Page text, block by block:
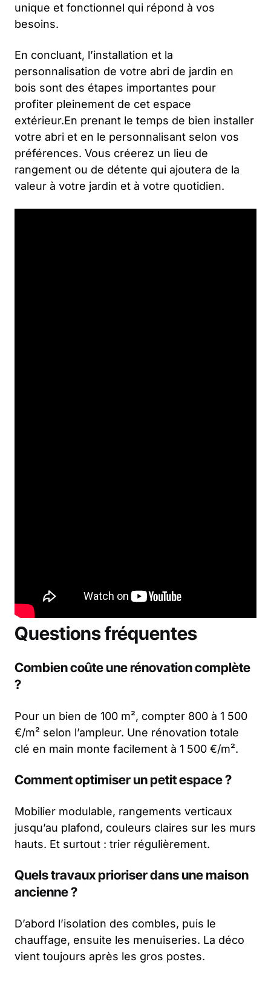
unique et fonctionnel qui répond à vos
besoins.
En concluant, l’installation et la
personnalisation de votre abri de jardin en
bois sont des étapes importantes pour
profiter pleinement de cet espace
extérieur.En prenant le temps de bien installer
votre abri et en le personnalisant selon vos
préférences. Vous créerez un lieu de
rangement ou de détente qui ajoutera de la
valeur à votre jardin et à votre quotidien.
Questions fréquentes
Combien coûte une rénovation complète
?
Pour un bien de 100 m², compter 800 à 1 500
€/m² selon l’ampleur. Une rénovation totale
clé en main monte facilement à 1 500 €/m².
Comment optimiser un petit espace ?
Mobilier modulable, rangements verticaux
jusqu’au plafond, couleurs claires sur les murs
hauts. Et surtout : trier régulièrement.
Quels travaux prioriser dans une maison
ancienne ?
D’abord l’isolation des combles, puis le
chauffage, ensuite les menuiseries. La déco
vient toujours après les gros postes.